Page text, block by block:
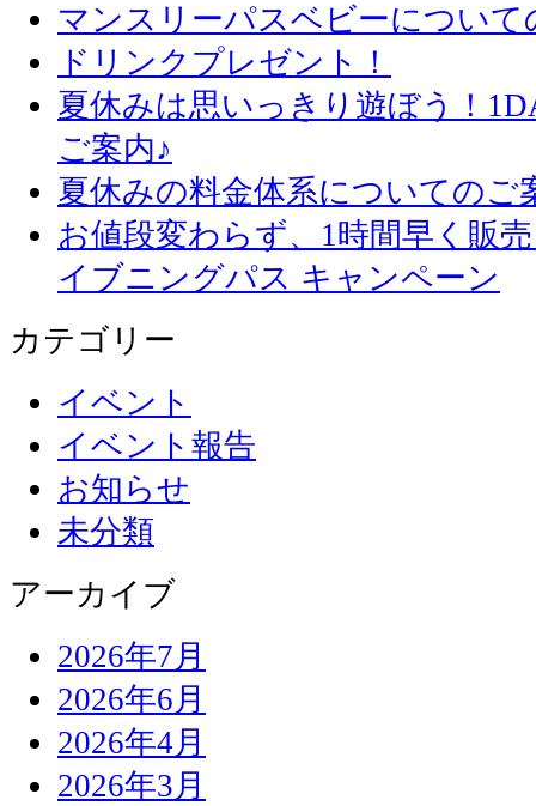
マンスリーパスベビーについて
ドリンクプレゼント！
夏休みは思いっきり遊ぼう！
ご案内♪
夏休みの料金体系についてのご
お値段変わらず、1
イブニングパス キャンペーン
カテゴリー
イベント
イベント報告
お知らせ
未分類
アーカイブ
2026年7月
2026年6月
2026年4月
2026年3月